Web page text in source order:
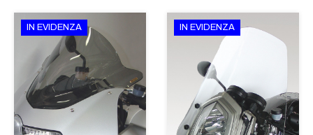
IN EVIDENZA IN EVIDENZA